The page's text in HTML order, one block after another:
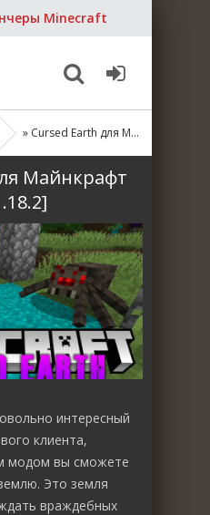
Minecraft
» Cursed Earth для Майнкрафт [1.19.3, 1.19.2, 1.18.2]
Майнкрафт
интересный
клиента,
модом вы сможете
Это земля
враждебных